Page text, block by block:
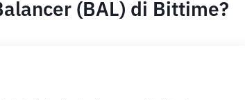
(BAL) di Bittime?